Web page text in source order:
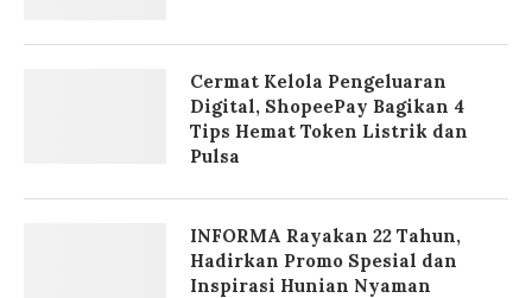
Cermat Kelola Pengeluaran
Digital, ShopeePay Bagikan 4
Tips Hemat Token Listrik dan
Pulsa
INFORMA Rayakan 22 Tahun,
Hadirkan Promo Spesial dan
Inspirasi Hunian Nyaman